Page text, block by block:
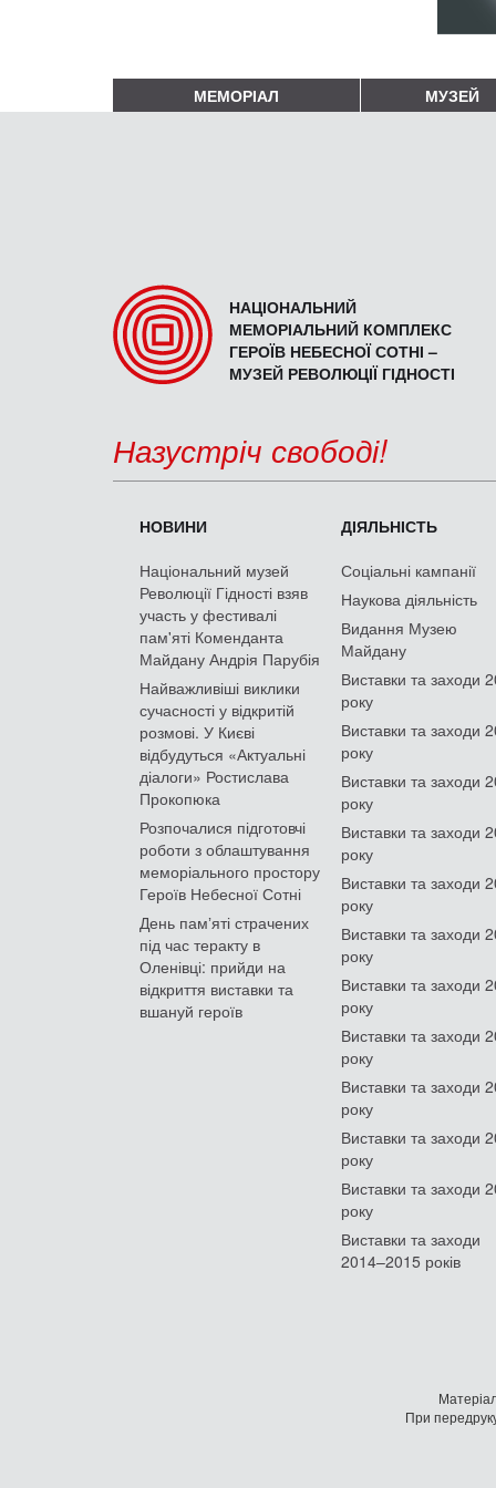
МЕМОРІАЛ МУЗЕЙ
НАЦІОНАЛЬНИЙ
МЕМОРІАЛЬНИЙ КОМПЛЕКС
ГЕРОЇВ НЕБЕСНОЇ СОТНІ –
МУЗЕЙ РЕВОЛЮЦІЇ ГІДНОСТІ
Назустріч свободі!
НОВИНИ
Національний музей
Революції Гідності взяв
участь у фестивалі
пам'яті Коменданта
Майдану Андрія Парубія
Найважливіші виклики
сучасності у відкритій
розмові. У Києві
відбудуться «Актуальні
діалоги» Ростислава
Прокопюка
Розпочалися підготовчі
роботи з облаштування
меморіального простору
Героїв Небесної Сотні
День памʼяті страчених
під час теракту в
Оленівці: прийди на
відкриття виставки та
вшануй героїв
ДІЯЛЬНІСТЬ
Соціальні кампанії
Наукова діяльність
Видання Музею
Майдану
Виставки та заходи
року
Виставки та заходи
року
Виставки та заходи
року
Виставки та заходи
року
Виставки та заходи
року
Виставки та заходи
року
Виставки та заходи
року
Виставки та заходи
року
Виставки та заходи
року
Виставки та заходи
року
Виставки та заходи
року
Виставки та заходи
2014–2015 років
При